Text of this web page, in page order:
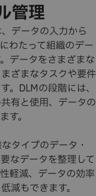
管理
、データの入力から
わたって組織のデー
データをさまざまな
ざまなタスクや要件
。DLMの段階には、
有と使用、データの
す。
タイプのデータ・
なデータを整理して
軽減、データの効率
減もできます。